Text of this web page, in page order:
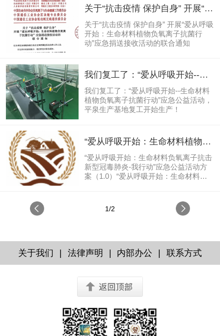
懂，宣导推广，联合践行，协同推进，
组建跨机构跨行业横向纵向的联席合作
机制。2019年谋规划、2020打基础、
2021-2023年上台阶，2023-2025年迈大
步。人居康养体系（以生命材料、生命
照行动计划目标形成年度具体行动方案
和总结报告等相关规定。特构思本工作
思路：理论与规划结合现实，进一步完
善...
关于“抗击疫情 保护自身” 开展“爱
从呼吸开始：生命材料植物负氧
离子抗菌行动”应急捐送接收活动
的联合通知
关于“抗击疫情 保护自身” 开展“爱从呼吸
开始：生命材料植物负氧离子抗菌行
动”应急捐送接收活动的联合通知
我们复工了：“爱从呼吸开始--生
命材料植物负氧离子抗菌行动”应
急公益活动
我们复工了：“爱从呼吸开始--生命材料
植物负氧离子抗菌行动”应急公益活动，
平泉生产基地复工开始生产！
“爱从呼吸开始：生命材料植物负
氧抗菌行动”应急公益活动方案
（1.0）
“爱从呼吸开始：生命材料负氧离子抗击
新型冠毒肺炎-我行动”应急公益活动方
案（1.0）“爱从呼吸开始：生命材料负
益捐送目的：重点是宣导抗击冠毒知识
和预防科普，面向部分大众和国家公共
平泉生命材料负氧离子产业园、生命材
料联合组织、生命材料研究院、格林朗
斯（氧小加）科技公司、人居康养建设
国生命关怀协会负氧离子与生命健康工
作委员会、...
1/2
关于我们 | 法律声明 | 内部办公 | 联系方式